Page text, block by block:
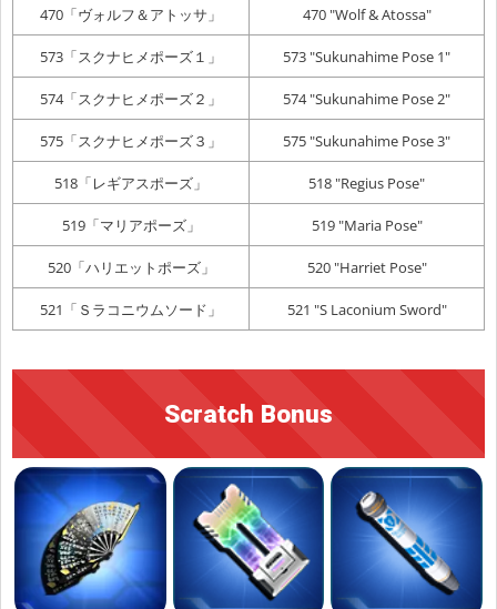
470「ヴォルフ＆アトッサ」 470 "Wolf & Atossa"
573「スクナヒメポーズ１」 573 "Sukunahime Pose 1"
574「スクナヒメポーズ２」 574 "Sukunahime Pose 2"
575「スクナヒメポーズ３」 575 "Sukunahime Pose 3"
518「レギアスポーズ」 518 "Regius Pose"
519「マリアポーズ」 519 "Maria Pose"
520「ハリエットポーズ」 520 "Harriet Pose"
521「Ｓラコニウムソード」 521 "S Laconium Sword"
Scratch Bonus